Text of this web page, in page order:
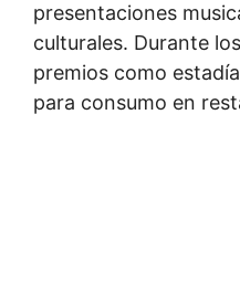
presentaciones
culturales. Durante
premios como
para consumo en